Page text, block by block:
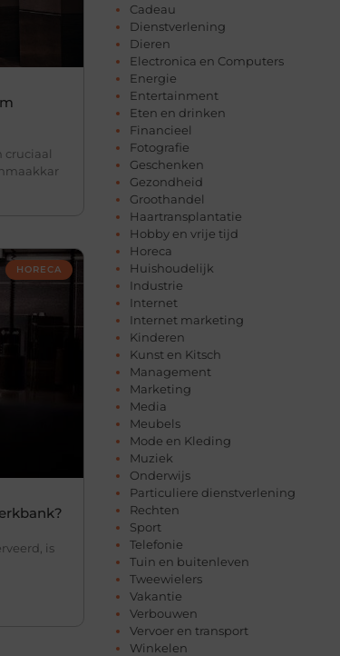
cruciaal
HORECA
is
Cadeau
Dienstverlening
Dieren
Electronica en Computers
Energie
Entertainment
Eten en drinken
Financieel
Fotografie
Geschenken
Gezondheid
Groothandel
Haartransplantatie
Hobby en vrije tijd
Horeca
Huishoudelijk
Industrie
Internet
Internet marketing
Kinderen
Kunst en Kitsch
Management
Marketing
Media
Meubels
Mode en Kleding
Muziek
Onderwijs
Particuliere dienstverlening
Rechten
Sport
Telefonie
Tuin en buitenleven
Tweewielers
Vakantie
Verbouwen
Vervoer en transport
Winkelen